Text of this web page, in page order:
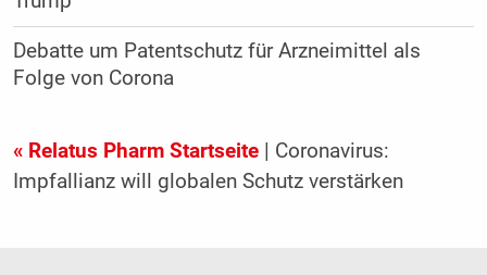
Debatte um Patentschutz für Arzneimittel als
Folge von Corona
« Relatus Pharm Startseite| Coronavirus:
Impfallianz will globalen Schutz verstärken